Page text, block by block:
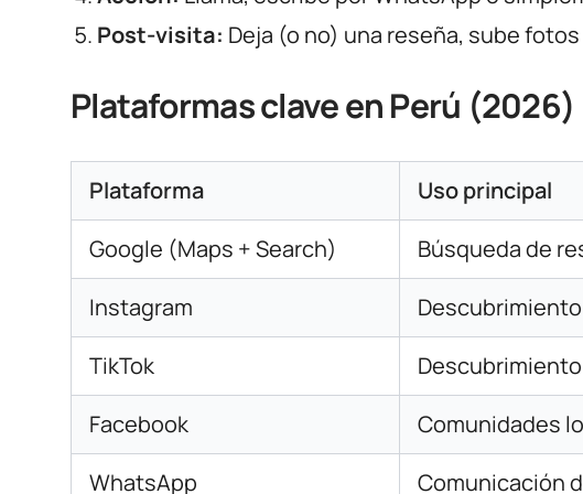
Post-visita: Deja (o no) una reseña, sube
Plataformas clave en Perú (2026)
Plataforma Uso principal
Google (Maps + Search)
Búsqueda de
Instagram
TikTok
Facebook
Comunidades
WhatsApp
Comunicación